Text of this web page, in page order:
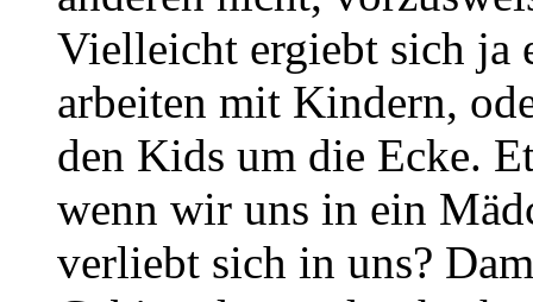
Vielleicht ergiebt sich
arbeiten mit Kindern,
den Kids um die Ecke.
wenn wir uns in ein
verliebt sich in uns?